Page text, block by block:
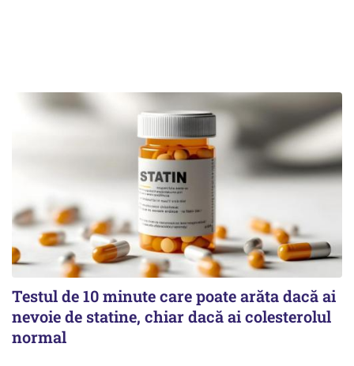
Testul de 10 minute care poate arăta dacă ai
nevoie de statine, chiar dacă ai colesterolul
normal